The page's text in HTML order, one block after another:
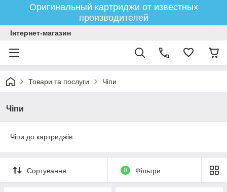
Оригинальный картриджи от известных
производителей
Інтернет-магазин
Товари та послуги Чіпи
Чіпи
Чіпи до картриджів
Сортування 0 Фільтри